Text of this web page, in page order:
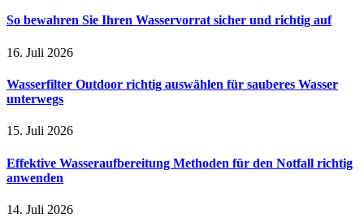
So bewahren Sie Ihren Wasservorrat sicher und richtig auf
16. Juli 2026
Wasserfilter Outdoor richtig auswählen für sauberes Wasser
unterwegs
15. Juli 2026
Effektive Wasseraufbereitung Methoden für den Notfall richtig
anwenden
14. Juli 2026